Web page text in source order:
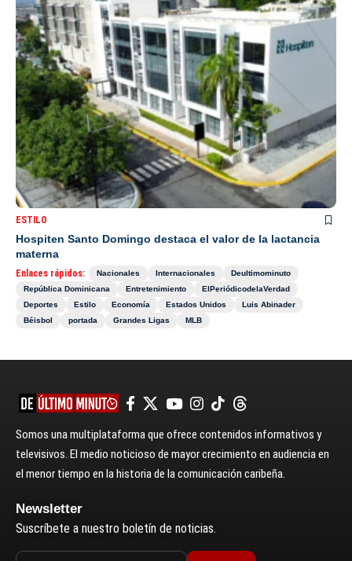
ESTILO
Hospiten Santo Domingo destaca el valor de la lactancia
materna
Enlaces rápidos: Nacionales Internacionales
Deultimominuto
República Dominicana
Entretenimiento
ElPeriódicodelaVerdad
Deportes
Estilo Economía Estados Unidos
Luis Abinader
Béisbol
portada Grandes Ligas MLB
Somos una multiplataforma que ofrece contenidos informativos y
televisivos. El medio noticioso de mayor crecimiento en audiencia en
el menor tiempo en la historia de la comunicación caribeña.
Newsletter
Suscríbete a nuestro boletín de noticias.